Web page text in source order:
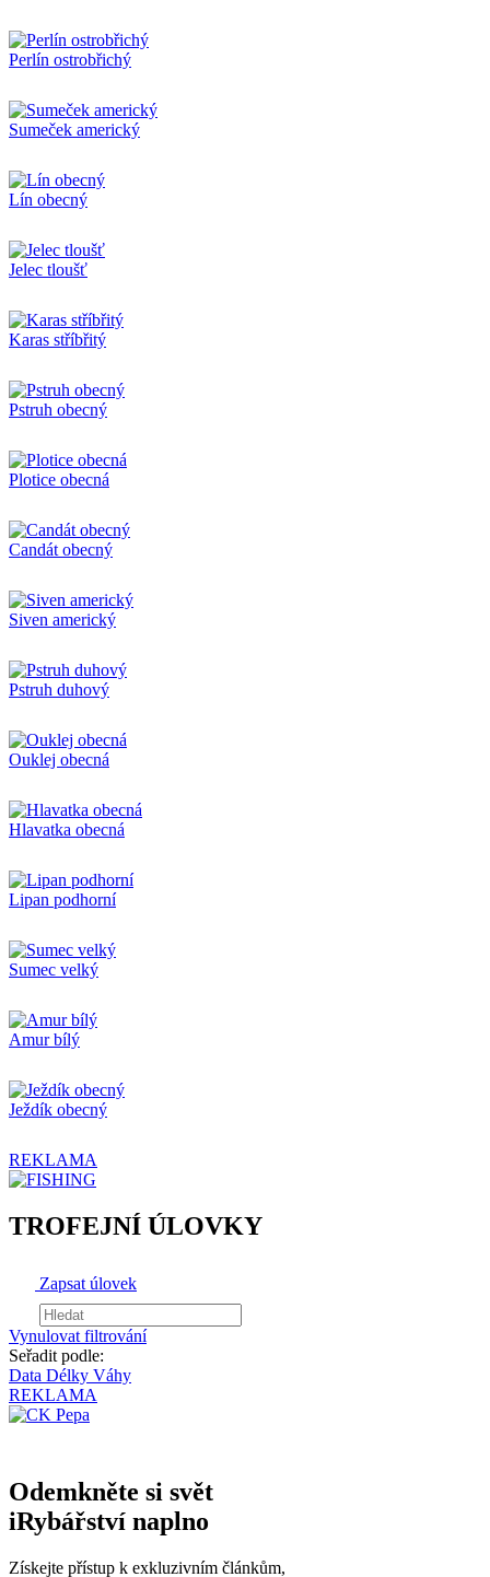
Perlín ostrobřichý
Sumeček americký
Lín obecný
Jelec tloušť
Karas stříbřitý
Pstruh obecný
Plotice obecná
Candát obecný
Siven americký
Pstruh duhový
Ouklej obecná
Hlavatka obecná
Lipan podhorní
Sumec velký
Amur bílý
Ježdík obecný
REKLAMA
TROFEJNÍ ÚLOVKY
Zapsat úlovek
Vynulovat filtrování
Seřadit podle:
Data Délky Váhy
REKLAMA
Odemkněte si svět
iRybářství naplno
Získejte přístup k exkluzivním článkům,